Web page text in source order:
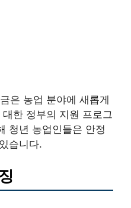
은 농업 분야에 새롭게
한 정부의 지원 프로그
청년 농업인들은 안정
습니다.